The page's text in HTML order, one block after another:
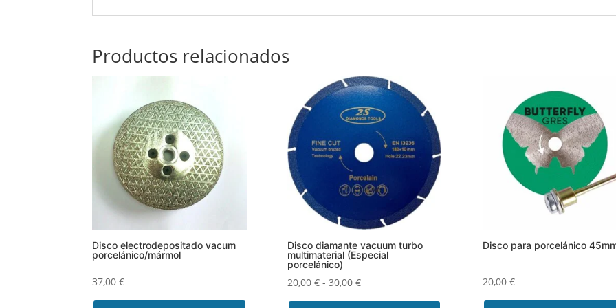
Productos relacionados
Disco electrodepositado vacum
porcelánico/mármol
37,00€
Disco diamante vacuum turbo
multimaterial (Especial
porcelánico)
20,00 € - 30,00 €Rango
Disco para porcelánico
20,00 €